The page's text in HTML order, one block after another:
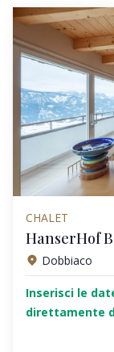
CHALET
HanserHof
Dobbiaco
Inserisci le
direttamente